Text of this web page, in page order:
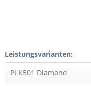
Leistungsvarianten: